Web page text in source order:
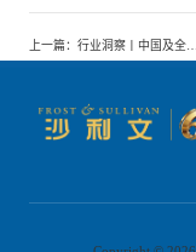
上一篇： 行业洞察丨中国及全球CG和云渲染行业系列：CG行业研究（一）